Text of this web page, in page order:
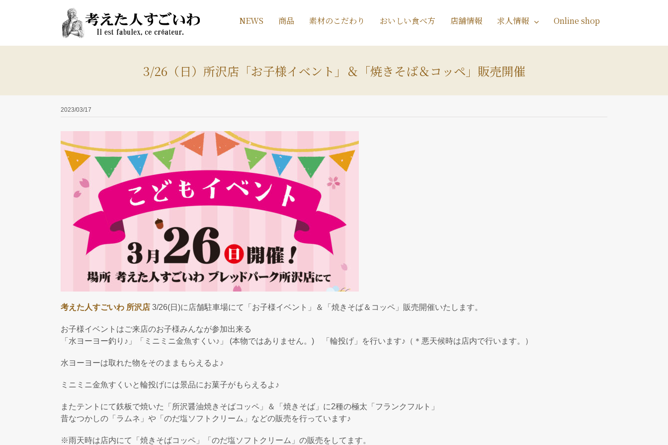
NEWS 商品 素材のこだわり おいしい食べ方 店舗情報 求人情報 Online shop
3/26（日）所沢店「お子様イベント」＆「焼きそば＆コッペ」販売開催
2023/03/17
考えた人すごいわ 所沢店 3/26(日)に店舗駐車場にて「お子様イベント」＆「焼きそば＆コッペ」販売開催いたします。
お子様イベントはご来店のお子様みんなが参加出来る
「水ヨーヨー釣り♪」「ミニミニ金魚すくい♪」 (本物ではありません。) 「輪投げ」を行います♪（＊悪天候時は店内で行います。）
水ヨーヨーは取れた物をそのままもらえるよ♪
ミニミニ金魚すくいと輪投げには景品にお菓子がもらえるよ♪
またテントにて鉄板で焼いた「所沢醤油焼きそばコッペ」＆「焼きそば」に2種の極太「フランクフルト」
昔なつかしの「ラムネ」や「のだ塩ソフトクリーム」などの販売を行っています♪
※雨天時は店内にて「焼きそばコッペ」「のだ塩ソフトクリーム」の販売をしてます。